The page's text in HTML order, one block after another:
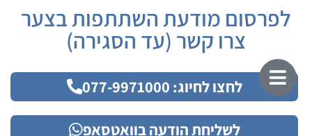
לפרסום מודעת השתתפות בצער
צרו קשר (עד הסגירה)
לחצו לחיוג: 077-9971000
לשליחת הודעה בוואטסאפ